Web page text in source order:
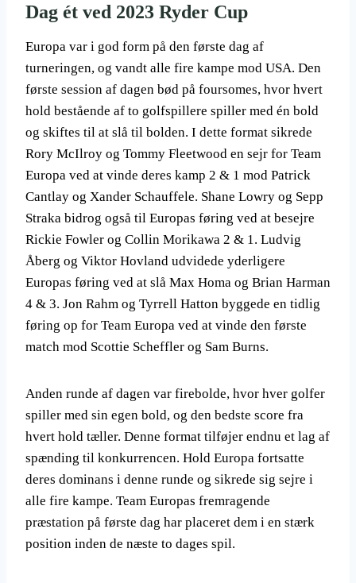
Dag ét ved 2023 Ryder Cup
Europa var i god form på den første dag af
turneringen, og vandt alle fire kampe mod USA. Den
første session af dagen bød på foursomes, hvor hvert
hold bestående af to golfspillere spiller med én bold
og skiftes til at slå til bolden. I dette format sikrede
Rory McIlroy og Tommy Fleetwood en sejr for Team
Europa ved at vinde deres kamp 2 & 1 mod Patrick
Cantlay og Xander Schauffele. Shane Lowry og Sepp
Straka bidrog også til Europas føring ved at besejre
Rickie Fowler og Collin Morikawa 2 & 1. Ludvig
Åberg og Viktor Hovland udvidede yderligere
Europas føring ved at slå Max Homa og Brian Harman
4 & 3. Jon Rahm og Tyrrell Hatton byggede en tidlig
føring op for Team Europa ved at vinde den første
match mod Scottie Scheffler og Sam Burns.
Anden runde af dagen var firebolde, hvor hver golfer
spiller med sin egen bold, og den bedste score fra
hvert hold tæller. Denne format tilføjer endnu et lag af
spænding til konkurrencen. Hold Europa fortsatte
deres dominans i denne runde og sikrede sig sejre i
alle fire kampe. Team Europas fremragende
præstation på første dag har placeret dem i en stærk
position inden de næste to dages spil.